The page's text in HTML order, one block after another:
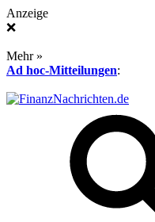
Anzeige
❌
Mehr »
Ad hoc-Mitteilungen: